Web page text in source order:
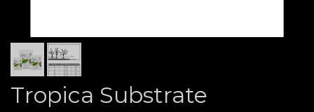
Tropica Substrate